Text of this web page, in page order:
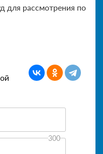
для рассмотрения по
300